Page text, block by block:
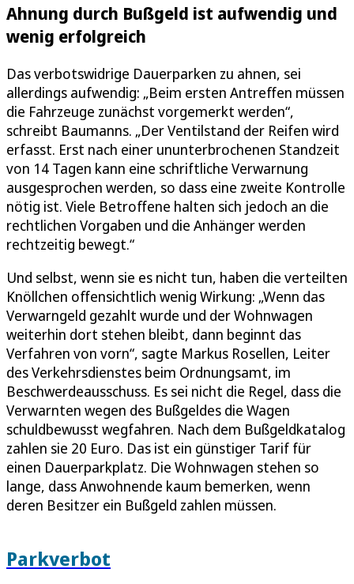
Ahnung durch Bußgeld ist aufwendig und
wenig erfolgreich
Das verbotswidrige Dauerparken zu ahnen, sei
allerdings aufwendig: „Beim ersten Antreffen müssen
die Fahrzeuge zunächst vorgemerkt werden“,
schreibt Baumanns. „Der Ventilstand der Reifen wird
erfasst. Erst nach einer ununterbrochenen Standzeit
von 14 Tagen kann eine schriftliche Verwarnung
ausgesprochen werden, so dass eine zweite Kontrolle
nötig ist. Viele Betroffene halten sich jedoch an die
rechtlichen Vorgaben und die Anhänger werden
rechtzeitig bewegt.“
Und selbst, wenn sie es nicht tun, haben die verteilten
Knöllchen offensichtlich wenig Wirkung: „Wenn das
Verwarngeld gezahlt wurde und der Wohnwagen
weiterhin dort stehen bleibt, dann beginnt das
Verfahren von vorn“, sagte Markus Rosellen, Leiter
des Verkehrsdienstes beim Ordnungsamt, im
Beschwerdeausschuss. Es sei nicht die Regel, dass die
Verwarnten wegen des Bußgeldes die Wagen
schuldbewusst wegfahren. Nach dem Bußgeldkatalog
zahlen sie 20 Euro. Das ist ein günstiger Tarif für
einen Dauerparkplatz. Die Wohnwagen stehen so
lange, dass Anwohnende kaum bemerken, wenn
deren Besitzer ein Bußgeld zahlen müssen.
Parkverbot